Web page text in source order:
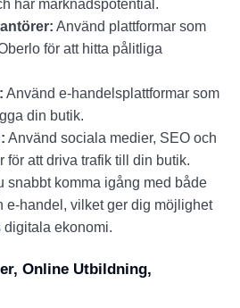
har marknadspotential.
Använd plattformar som
för att hitta pålitliga
Använd e-handelsplattformar som
din butik.
Använd sociala medier, SEO och
för att driva trafik till din butik.
snabbt komma igång med både
e-handel, vilket ger dig möjlighet
digitala ekonomi.
Online Utbildning,